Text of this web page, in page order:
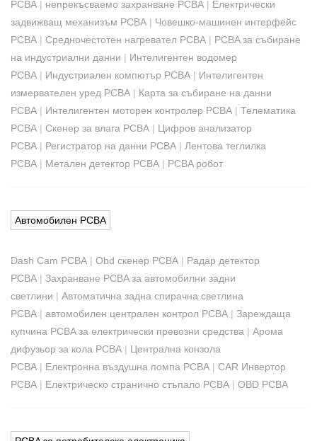
PCBA | непрекъсваемо захранване PCBA | Електрически
задвижващ механизъм PCBA | Човешко-машинен интерфейс
PCBA | Средночестотен нагревател PCBA | PCBA за събиране
на индустриални данни | Интелигентен водомер
PCBA | Индустриален компютър PCBA | Интелигентен
измервателен уред PCBA | Карта за събиране на данни
PCBA | Интелигентен моторен контролер PCBA | Телематика
PCBA | Скенер за влага PCBA | Цифров анализатор
PCBA | Регистратор на данни PCBA | Лентова теглилка
PCBA | Метален детектор PCBA | PCBA робот
Автомобилен PCBA
Dash Cam PCBA | Obd скенер PCBA | Радар детектор
PCBA | Захранване PCBA за автомобилни задни
светлини | Автоматична задна спирачна светлина
PCBA | автомобилен централен контрол PCBA | Зареждаща
купчина PCBA за електрически превозни средства | Арома
дифузьор за кола PCBA | Централна конзола
PCBA | Електронна въздушна помпа PCBA | CAR Инвертор
PCBA | Електрическо странично стъпало PCBA | OBD PCBA